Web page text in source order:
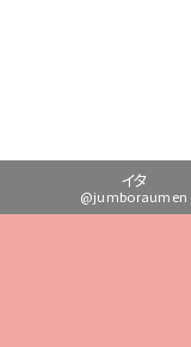
イタ
@jumboraumen